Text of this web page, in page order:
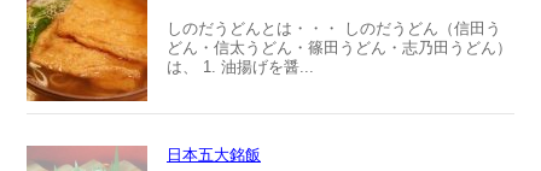
しのだうどんとは・・・ しのだうどん（信田う
どん・信太うどん・篠田うどん・志乃田うどん）
は、 1. 油揚げを醤...
日本五大銘飯